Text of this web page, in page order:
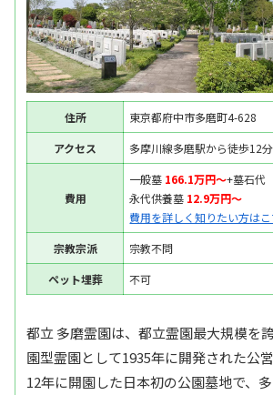
住所
東京都府中市多磨町4-628
アクセス
多摩川線多磨駅から徒歩12分
費用
一般墓 166.1万円〜+墓石代
永代供養墓 12.9万円〜
費用を詳しく知りたい方はこ
宗教宗派
宗教不問
ペット埋葬
不可
都立 多磨霊園は、都立霊園最大規模を
園型霊園として1935年に開発された公
12年に開園した日本初の公園墓地で、